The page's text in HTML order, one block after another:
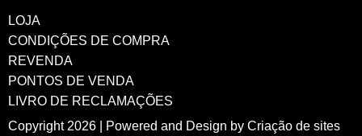
LOJA
CONDIÇÕES DE COMPRA
REVENDA
PONTOS DE VENDA
LIVRO DE RECLAMAÇÕES
Copyright 2026 | Powered and Design by Criação de sites